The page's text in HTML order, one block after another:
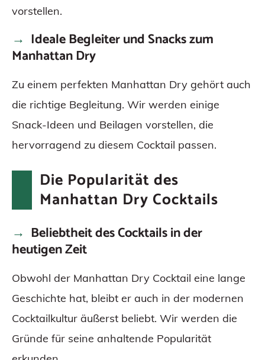
vorstellen.
Ideale Begleiter und Snacks zum
Manhattan Dry
Zu einem perfekten Manhattan Dry gehört auch
die richtige Begleitung. Wir werden einige
Snack-Ideen und Beilagen vorstellen, die
hervorragend zu diesem Cocktail passen.
Die Popularität des
Manhattan Dry Cocktails
Beliebtheit des Cocktails in der
heutigen Zeit
Obwohl der Manhattan Dry Cocktail eine lange
Geschichte hat, bleibt er auch in der modernen
Cocktailkultur äußerst beliebt. Wir werden die
Gründe für seine anhaltende Popularität